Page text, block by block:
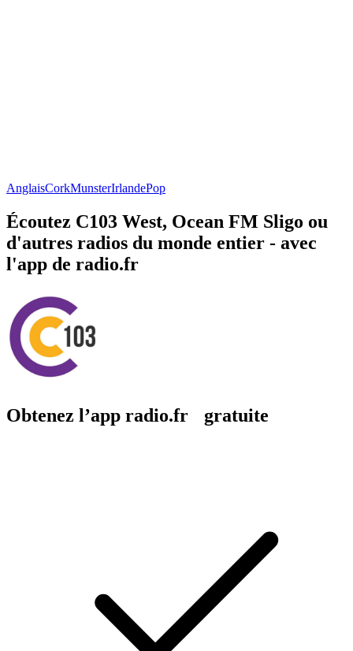
AnglaisCorkMunsterIrlandePop
Écoutez C103 West, Ocean FM Sligo ou
d'autres radios du monde entier - avec
l'app de radio.fr
Obtenez l’app radio.fr gratuite